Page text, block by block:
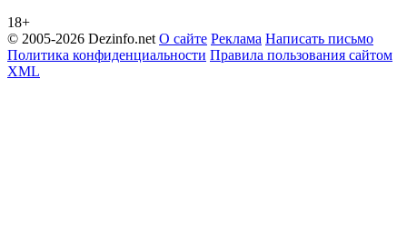
18+
© 2005-2026 Dezinfo.net О сайте Реклама Написать письмо
Политика конфиденциальности Правила пользования сайтом
XML